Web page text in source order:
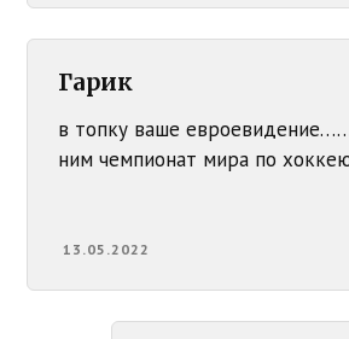
Гарик
в топку ваше
ним чемпионат мира по
13.05.2022